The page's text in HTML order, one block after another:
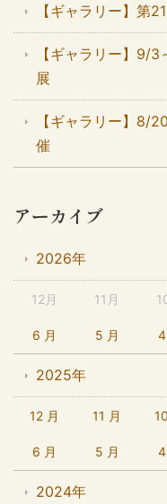
【ギャラリー】第
【ギャラリー】9/
展
【ギャラリー】8/
催
アーカイブ
2026年
12月 11月
6 月 5 月 4
2025年
12 月 11 月
6 月 5 月 4
2024年